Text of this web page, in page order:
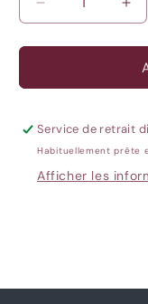
Réduire
la
quantité
Budapest
Ikatee
la
de
Service de retrait
Habituellement prête
Afficher les